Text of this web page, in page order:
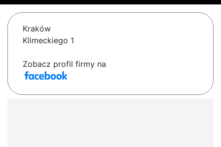
Kraków
Klimeckiego 1
Zobacz profil firmy na